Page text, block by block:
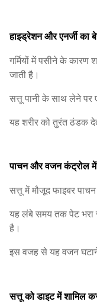
हाइड्रेशन और एनर्जी का
गर्मियों में पसीने के कारण
जाती है।
सत्तू पानी के साथ लेने पर
यह शरीर को तुरंत ठंडक
पाचन और वजन कंट्रोल में
सत्तू में मौजूद फाइबर
यह लंबे समय तक पेट भरा
है।
इस वजह से यह वजन
सत्तू को डाइट में शामिल